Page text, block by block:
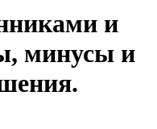
и
минусы и